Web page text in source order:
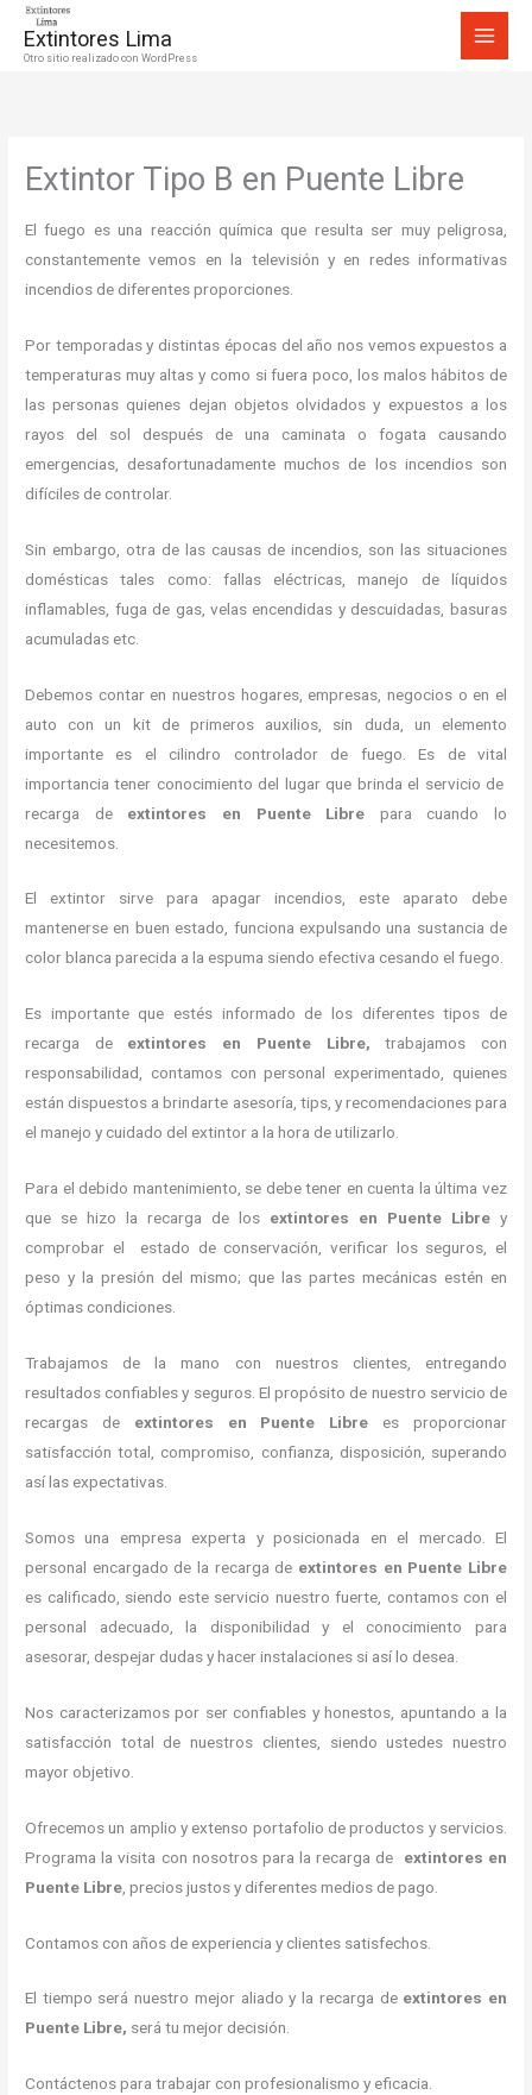
Extintores Lima
Otro sitio realizado con WordPress
Extintor Tipo B en Puente Libre
El fuego es una reacción química que resulta ser muy peligrosa,
constantemente vemos en la televisión y en redes informativas
incendios de diferentes proporciones.
Por temporadas y distintas épocas del año nos vemos expuestos a
temperaturas muy altas y como si fuera poco, los malos hábitos de
las personas quienes dejan objetos olvidados y expuestos a los
rayos del sol después de una caminata o fogata causando
emergencias, desafortunadamente muchos de los incendios son
difíciles de controlar.
Sin embargo, otra de las causas de incendios, son las situaciones
domésticas tales como: fallas eléctricas, manejo de líquidos
inflamables, fuga de gas, velas encendidas y descuidadas, basuras
acumuladas etc.
Debemos contar en nuestros hogares, empresas, negocios o en el
auto con un kit de primeros auxilios, sin duda, un elemento
importante es el cilindro controlador de fuego. Es de vital
importancia tener conocimiento del lugar que brinda el servicio de
recarga de extintores en Puente Libre para cuando lo
necesitemos.
El extintor sirve para apagar incendios, este aparato debe
mantenerse en buen estado, funciona expulsando una sustancia de
color blanca parecida a la espuma siendo efectiva cesando el fuego.
Es importante que estés informado de los diferentes tipos de
recarga de extintores en Puente Libre,trabajamos con
responsabilidad, contamos con personal experimentado, quienes
están dispuestos a brindarte asesoría, tips, y recomendaciones para
el manejo y cuidado del extintor a la hora de utilizarlo.
Para el debido mantenimiento, se debe tener en cuenta la última vez
que se hizo la recarga de los extintores en Puente Libre y
comprobar el estado de conservación, verificar los seguros, el
peso y la presión del mismo; que las partes mecánicas estén en
óptimas condiciones.
Trabajamos de la mano con nuestros clientes, entregando
resultados confiables y seguros. El propósito de nuestro servicio de
recargas de extintores en Puente Libre es proporcionar
satisfacción total, compromiso, confianza, disposición, superando
así las expectativas.
Somos una empresa experta y posicionada en el mercado. El
personal encargado de la recarga de extintores en Puente Libre
es calificado, siendo este servicio nuestro fuerte, contamos con el
personal adecuado, la disponibilidad y el conocimiento para
asesorar, despejar dudas y hacer instalaciones si así lo desea.
Nos caracterizamos por ser confiables y honestos, apuntando a la
satisfacción total de nuestros clientes, siendo ustedes nuestro
mayor objetivo.
Ofrecemos un amplio y extenso portafolio de productos y servicios.
Programa la visita con nosotros para la recarga de extintores en
Puente Libre , precios justos y diferentes medios de pago.
Contamos con años de experiencia y clientes satisfechos.
El tiempo será nuestro mejor aliado y la recarga de extintores en
Puente Libre, será tu mejor decisión.
Contáctenos para trabajar con profesionalismo y eficacia.